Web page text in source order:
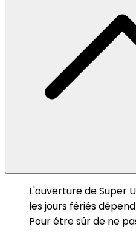
L'ouverture de Super
les jours fériés
Pour être sûr de ne